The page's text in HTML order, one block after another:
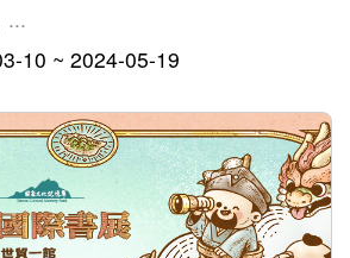
...
10 ~ 2024-05-19